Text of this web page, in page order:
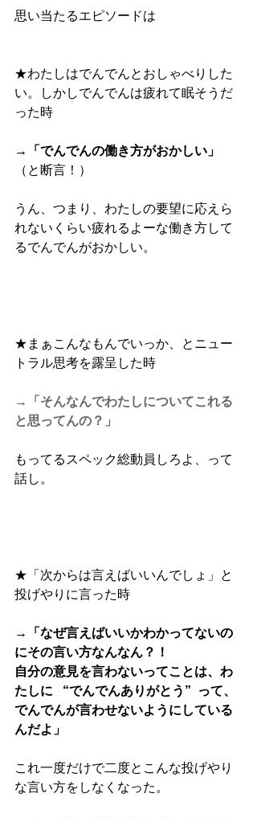
思い当たるエピソードは
★わたしはでんでんとおしゃべりした
い。しかしでんでんは疲れて眠そうだ
った時
→「でんでんの働き方がおかしい」
（と断言！）
うん、つまり、わたしの要望に応えら
れないくらい疲れるよーな働き方して
るでんでんがおかしい。
★まぁこんなもんでいっか、とニュー
トラル思考を露呈した時
→「そんなんでわたしについてこれる
と思ってんの？」
もってるスペック総動員しろよ、って
話し。
★「次からは言えばいいんでしょ」と
投げやりに言った時
→「なぜ言えばいいかわかってないの
にその言い方なんなん？！
自分の意見を言わないってことは、わ
たしに   “でんでんありがとう”  って、
でんでんが言わせないようにしている
んだよ」
これ一度だけで二度とこんな投げやり
な言い方をしなくなった。